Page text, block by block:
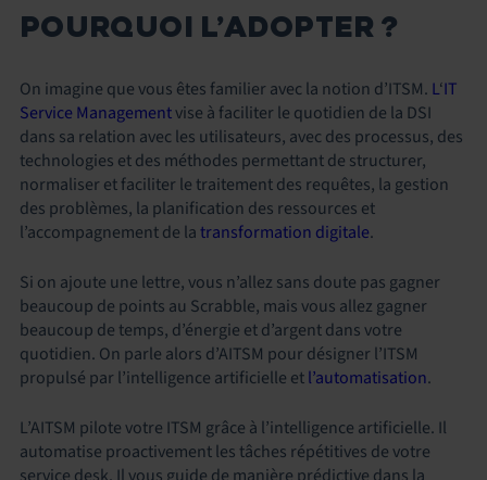
POURQUOI L’ADOPTER ?
On imagine que vous êtes familier avec la notion d’ITSM. L‘IT
Service Managementvise à faciliter le quotidien de la DSI
dans sa relation avec les utilisateurs, avec des processus, des
technologies et des méthodes permettant de structurer,
normaliser et faciliter le traitement des requêtes, la gestion
des problèmes, la planification des ressources et
l’accompagnement de latransformation digitale.
Si on ajoute une lettre, vous n’allez sans doute pas gagner
beaucoup de points au Scrabble, mais vous allez gagner
beaucoup de temps, d’énergie et d’argent dans votre
quotidien. On parle alors d’AITSM pour désigner l’ITSM
propulsé par l’intelligence artificielle etl’automatisation.
L’AITSM pilote votre ITSM grâce à l’intelligence artificielle. Il
automatise proactivement les tâches répétitives de votre